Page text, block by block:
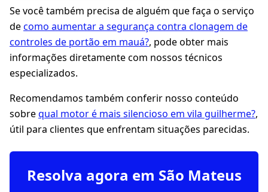
Se você também precisa de alguém que faça o serviço
decomo aumentar a segurança contra clonagem de
controles de portão em mauá?, pode obter mais
informações diretamente com nossos técnicos
especializados.
Recomendamos também conferir nosso conteúdo
sobrequal motor é mais silencioso em vila guilherme?,
útil para clientes que enfrentam situações parecidas.
Resolva agora em São Mateus